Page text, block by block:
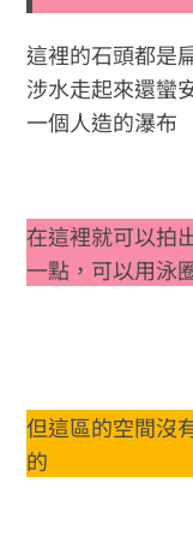
這裡的石頭都是
涉水走起來還蠻
一個人造的瀑布
在這裡就可以拍
一點，可以用泳
但這區的空間沒
的